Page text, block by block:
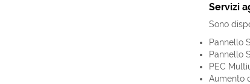
Servizi
Sono
Pannello
Pannello
PEC
Aumento